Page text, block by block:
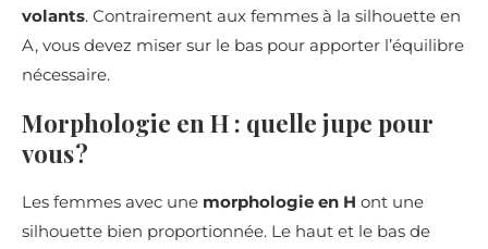
volants. Contrairement aux femmes à la silhouette en
A, vous devez miser sur le bas pour apporter l’équilibre
nécessaire.
Morphologie en H : quelle jupe pour
vous ?
Les femmes avec une morphologie en H ont une
silhouette bien proportionnée. Le haut et le bas de